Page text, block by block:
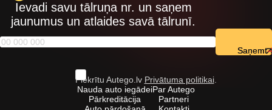
Ievadi savu tālruņa nr. un saņem
jaunumus un atlaides savā tālrunī.
Piekrītu Autego.lv Privātuma politikai.
Nauda auto iegādei
Pārkreditācija
Par Autego
Partneri